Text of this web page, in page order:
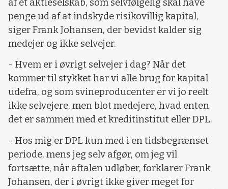
af et aktieselskab, som selvfølgelig skal have
penge ud af at indskyde risikovillig kapital,
siger Frank Johansen, der bevidst kalder sig
medejer og ikke selvejer.
- Hvem er i øvrigt selvejer i dag? Når det
kommer til stykket har vi alle brug for kapital
udefra, og som svineproducenter er vi jo reelt
ikke selvejere, men blot medejere, hvad enten
det er sammen med et kreditinstitut eller DPL.
- Hos mig er DPL kun med i en tidsbegrænset
periode, mens jeg selv afgør, om jeg vil
fortsætte, når aftalen udløber, forklarer Frank
Johansen, der i øvrigt ikke giver meget for